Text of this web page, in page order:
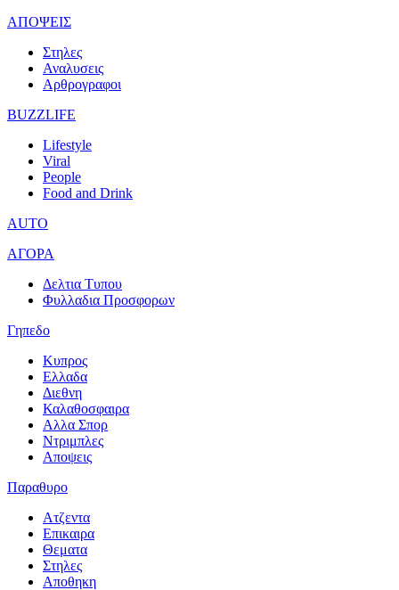
ΑΠΟΨΕΙΣ
Στηλες
Αναλυσεις
Αρθρογραφοι
BUZZLIFE
Lifestyle
Viral
People
Food and Drink
AUTO
ΑΓΟΡΑ
Δελτια Τυπου
Φυλλαδια Προσφορων
Γηπεδο
Κυπρος
Ελλαδα
Διεθνη
Καλαθοσφαιρα
Αλλα Σπορ
Ντριμπλες
Αποψεις
Παραθυρο
Ατζεντα
Επικαιρα
Θεματα
Στηλες
Αποθηκη